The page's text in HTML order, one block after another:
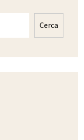
Cerca